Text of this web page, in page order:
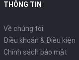
THÔNG TIN
Về chúng tôi
Điều khoản & Điều kiện
Chính sách bảo mật